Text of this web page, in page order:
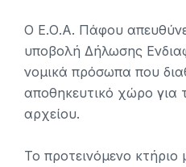
Ο Ε.Ο.Α. Πάφου
υποβολή Δήλωσης
νομικά πρόσωπα που
αποθηκευτικό χώρο
αρχείου.
Το προτεινόμενο κτήριο